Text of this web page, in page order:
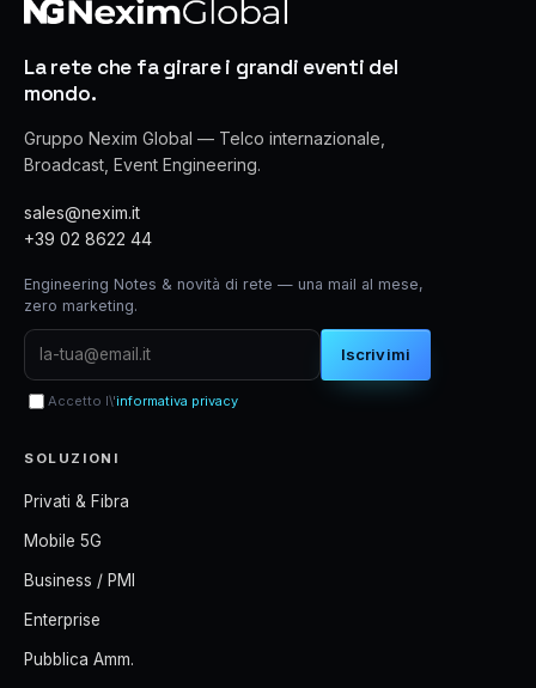
La rete che fa girare i grandi eventi del
mondo.
Gruppo Nexim Global — Telco internazionale,
Broadcast, Event Engineering.
sales@nexim.it
+39 02 8622 44
Engineering Notes & novità di rete — una mail al mese,
zero marketing.
Iscrivimi
Accetto l\'informativa privacy
SOLUZIONI
Privati & Fibra
Mobile 5G
Business / PMI
Enterprise
Pubblica Amm.